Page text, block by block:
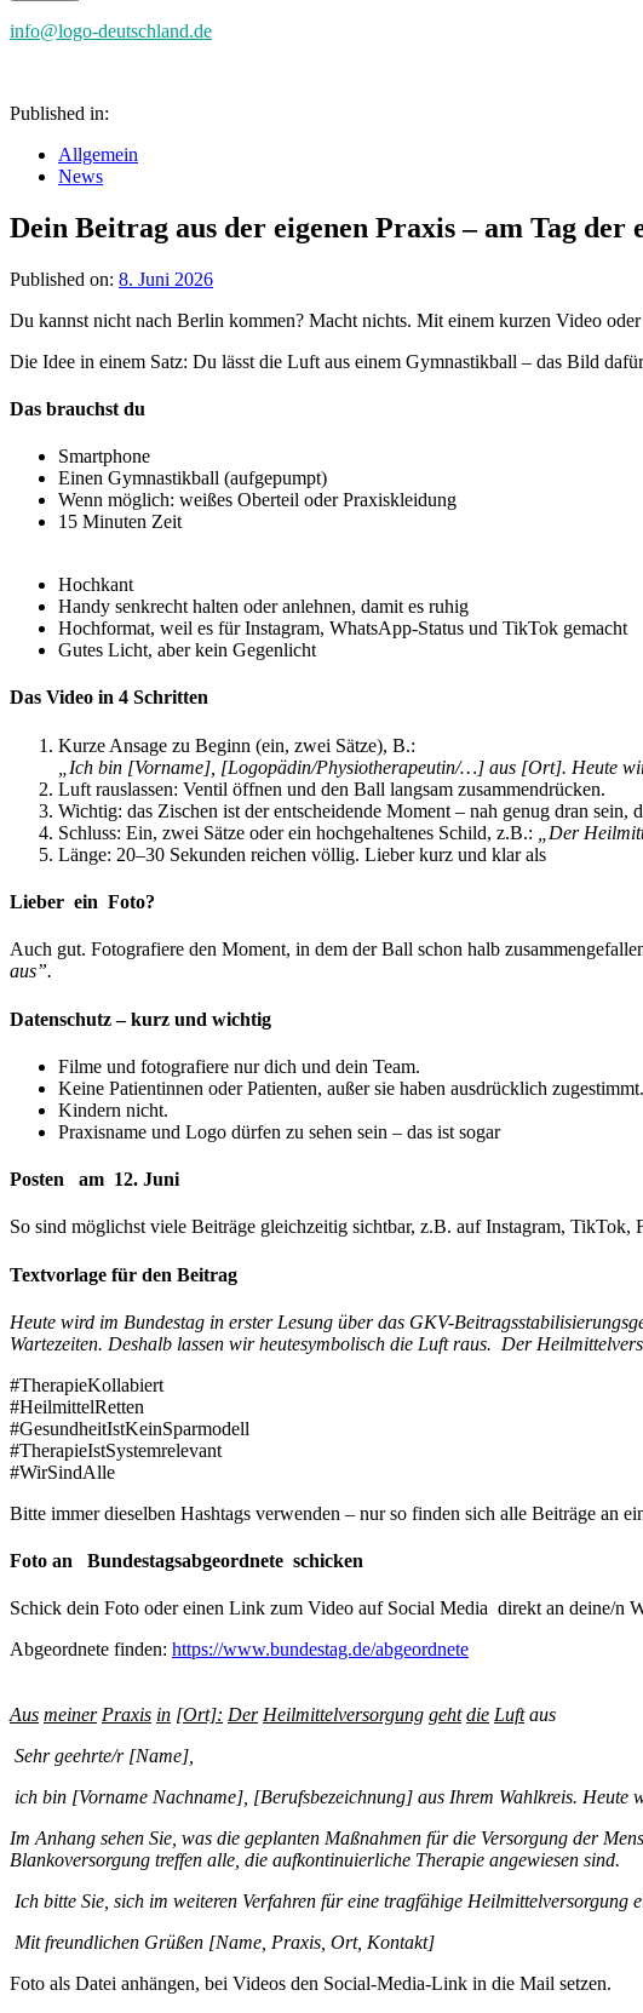
info@logo-deutschland.de
Published in:
Allgemein
News
Dein Beitrag aus der eigenen Praxis – am Tag
Published on: 8. Juni 2026
Du kannst nicht nach Berlin kommen? Macht nichts. Mit einem kurzen Video
Die Idee in einem Satz: Du lässt die Luft aus einem Gymnastikball – das Bild
Das brauchst du
Smartphone
Einen Gymnastikball (aufgepumpt)
Wenn möglich: weißes Oberteil oder Praxiskleidung
15 Minuten Zeit
Hochkant
Handy senkrecht halten oder anlehnen, damit es ruhig
Hochformat, weil es für Instagram, WhatsApp-Status und TikTok gemacht
Gutes Licht, aber kein Gegenlicht
Das Video in 4 Schritten
Kurze Ansage zu Beginn (ein, zwei Sätze), B.:
„Ich bin [Vorname], [Logopädin/Physiotherapeutin/…] aus [Ort]. Heute
Luft rauslassen: Ventil öffnen und den Ball langsam zusammendrücken.
Wichtig: das Zischen ist der entscheidende Moment – nah genug dran sein,
Schluss: Ein, zwei Sätze oder ein hochgehaltenes Schild, z.B.:
„Der
Länge: 20–30 Sekunden reichen völlig. Lieber kurz und klar als
Lieber ein Foto?
Auch gut. Fotografiere den Moment, in dem der Ball schon halb
aus”.
Datenschutz – kurz und wichtig
Filme und fotografiere nur dich und dein Team.
Keine Patientinnen oder Patienten, außer sie haben ausdrücklich zugestimmt.
Kindern nicht.
Praxisname und Logo dürfen zu sehen sein – das ist sogar
Posten am 12. Juni
So sind möglichst viele Beiträge gleichzeitig sichtbar, z.B. auf Instagram,
Textvorlage für den Beitrag
Heute wird im Bundestag in erster Lesung über das GKV-
Wartezeiten. Deshalb lassen wir heutesymbolisch die Luft raus. Der
#TherapieKollabiert
#HeilmittelRetten
#GesundheitIstKeinSparmodell
#TherapieIstSystemrelevant
#WirSindAlle
Bitte immer dieselben Hashtags verwenden – nur so finden sich alle Beiträge an
Foto an Bundestagsabgeordnete schicken
Schick dein Foto oder einen Link zum Video auf Social Media direkt an deine/n
Abgeordnete finden: https://www.bundestag.de/abgeordnete
Aus meiner Praxis in [Ort]: Der Heilmittelversorgung geht die Luft aus
Sehr geehrte/r [Name],
ich bin [Vorname Nachname], [Berufsbezeichnung] aus Ihrem Wahlkreis. Heute
Im Anhang sehen Sie, was die geplanten Maßnahmen für die Versorgung der
Blankoversorgung treffen alle, die aufkontinuierliche Therapie angewiesen sind.
Ich bitte Sie, sich im weiteren Verfahren für eine tragfähige Heilmittelversorgung
Mit freundlichen Grüßen [Name, Praxis, Ort, Kontakt]
Foto als Datei anhängen, bei Videos den Social-Media-Link in die Mail setzen.